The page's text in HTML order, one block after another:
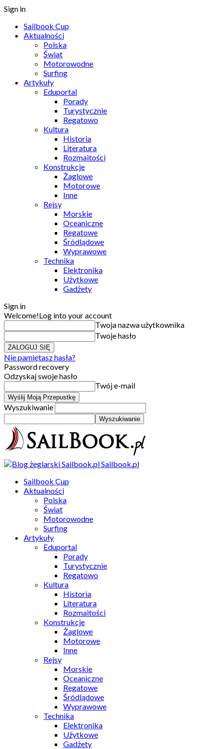
Sign in
Sailbook Cup
Aktualności
Polska
Świat
Motorowodne
Surfing
Artykuły
Eduportal
Porady
Turystycznie
Regatowo
Kultura
Historia
Literatura
Rozmaitości
Konstrukcje
Żaglowe
Motorowe
Inne
Rejsy
Morskie
Oceaniczne
Regatowe
Śródlądowe
Wyprawowe
Technika
Elektronika
Użytkowe
Gadżety
Sign in
Welcome!Log into your account
Twoja nazwa użytkownika
Twoje hasło
Nie pamiętasz hasła?
Password recovery
Odzyskaj swoje hasło
Twój e-mail
Wyszukiwanie
Sailbook.pl
Sailbook Cup
Aktualności
Polska
Świat
Motorowodne
Surfing
Artykuły
Eduportal
Porady
Turystycznie
Regatowo
Kultura
Historia
Literatura
Rozmaitości
Konstrukcje
Żaglowe
Motorowe
Inne
Rejsy
Morskie
Oceaniczne
Regatowe
Śródlądowe
Wyprawowe
Technika
Elektronika
Użytkowe
Gadżety